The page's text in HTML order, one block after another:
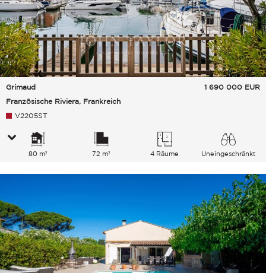
Grimaud
Französische Riviera, Frankreich
1 690 000 EUR
V2205ST
80 m² 72 m² 4 Räume
Uneingeschränkt